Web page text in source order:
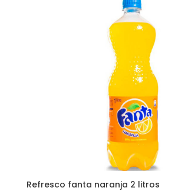
Refresco fanta naranja 2 litros